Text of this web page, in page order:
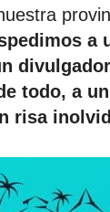
a
todo, a
risa